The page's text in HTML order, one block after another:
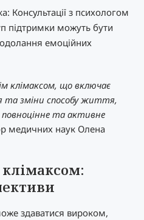
Консультації з психологом
підтримки можуть бути
емоційних
клімаксом, що включає
та зміни способу життя,
та активне
медичних наук Олена
здаватися вироком,